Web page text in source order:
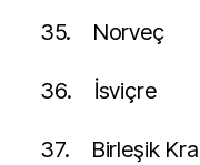
35. Norveç
36. İsviçre
37. Birleşik